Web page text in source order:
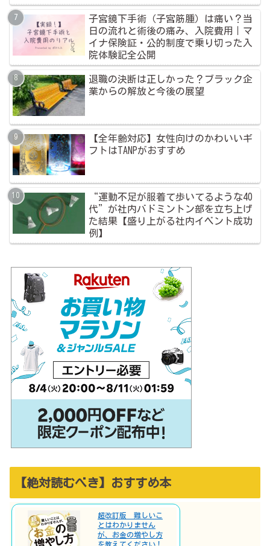
子宮鏡下手術（子宮筋腫）は痛い？当
日の流れと術後の痛み、入院費用｜マ
イナ保険証・公的制度で乗り切った入
院体験記全公開
退職の決断は正しかった？ブラック企
業からの解放と今後の展望
【全年齢対応】女性向けのかわいいギ
フトはTANPがおすすめ
“運動不足が服着て歩いてるような40
代”が社内バドミントン部を立ち上げ
た結果【盛り上がる社内イベント成功
例】
【絶対読むべき】おすすめ本
超改訂版 難しいこ
とはわかりません
が、お金の増やし方
を教えてください！